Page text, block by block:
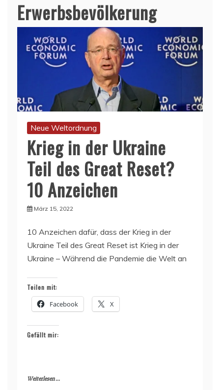
Erwerbsbevölkerung
Neue Weltordnung
Krieg in der Ukraine
Teil des Great Reset?
10 Anzeichen
März 15, 2022
10 Anzeichen dafür, dass der Krieg in der
Ukraine Teil des Great Reset ist Krieg in der
Ukraine – Während die Pandemie die Welt an
Teilen mit:
Facebook X
Gefällt mir:
Weiterlesen ...